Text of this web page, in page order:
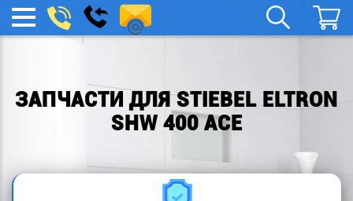
МЕНЮ
boylera@yandex.ru
Заказать
звонок
ЗАПЧАСТИ ДЛЯ STIEBEL ELTRON
SHW 400 ACE